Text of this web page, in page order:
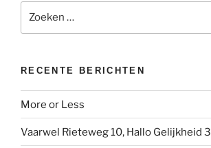
naar:
RECENTE BERICHTEN
More or Less
Vaarwel Rieteweg 10, Hallo Gelijkheid 3